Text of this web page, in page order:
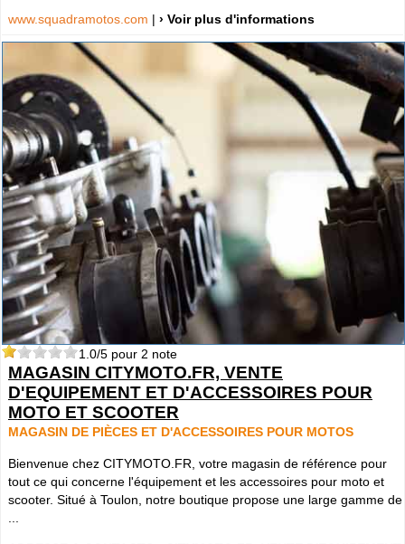
www.squadramotos.com | › Voir plus d'informations
1.0/5 pour 2 note
MAGASIN CITYMOTO.FR, VENTE
D'EQUIPEMENT ET D'ACCESSOIRES POUR
MOTO ET SCOOTER
MAGASIN DE PIÈCES ET D'ACCESSOIRES POUR MOTOS
Bienvenue chez CITYMOTO.FR, votre magasin de référence pour
tout ce qui concerne l'équipement et les accessoires pour moto et
scooter. Situé à Toulon, notre boutique propose une large gamme de